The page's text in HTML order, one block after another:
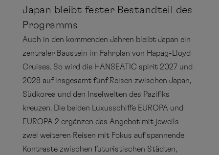
Japan bleibt fester Bestandteil des
Programms
Auch in den kommenden Jahren bleibt Japan ein
zentraler Baustein im Fahrplan von Hapag-Lloyd
Cruises. So wird die HANSEATIC spirit 2027 und
2028 auf insgesamt fünf Reisen zwischen Japan,
Südkorea und den Inselwelten des Pazifiks
kreuzen. Die beiden Luxusschiffe EUROPA und
EUROPA 2 ergänzen das Angebot mit jeweils
zwei weiteren Reisen mit Fokus auf spannende
Kontraste zwischen futuristischen Städten,